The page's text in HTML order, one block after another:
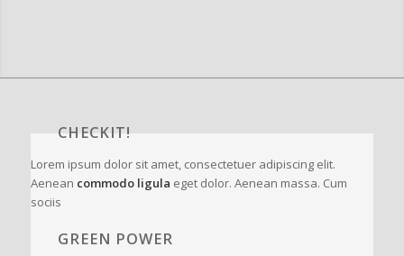
CHECKIT!
Lorem ipsum dolor sit amet, consectetuer adipiscing elit.
Aenean commodo ligula eget dolor. Aenean massa. Cum
sociis
GREEN POWER